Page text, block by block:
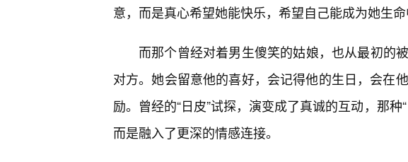
意，而是真心希望她能快乐，希望自己能成为她生命
而那个曾经对着男生傻笑的姑娘，也从最初的
对方。她会留意他的喜好，会记得他的生日，会在
励。曾经的“日皮”试探，演变成了真诚的互动，那种
而是融入了更深的情感连接。